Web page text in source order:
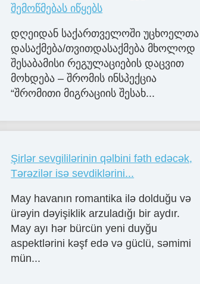
შემოწმებას იწყებს
დღეიდან საქართველოში უცხოელთა
დასაქმება/თვითდასაქმება მხოლოდ
შესაბამისი რეგულაციების დაცვით
მოხდება – შრომის ინსპექცია
“შრომითი მიგრაციის შესახ...
Şirlər sevgililərinin qəlbini fəth edəcək,
Tərəzilər isə sevdiklərini...
May havanın romantika ilə dolduğu və
ürəyin dəyişiklik arzuladığı bir aydır.
May ayı hər bürcün yeni duyğu
aspektlərini kəşf edə və güclü, səmimi
mün...